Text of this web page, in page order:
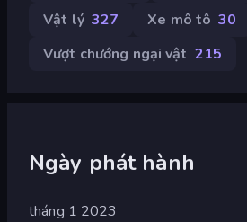
Vật lý 327 Xe mô tô 30
Vượt chướng ngại vật 215
Ngày phát hành
tháng 1 2023